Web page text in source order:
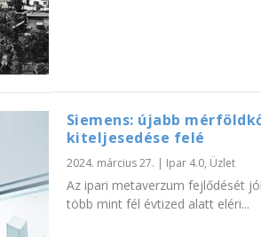
Siemens: újabb
kiteljesedése felé
2024. március 27. | Ipar 4.0, Üzlet
Az ipari metaverzum fejlődését
több mint fél évtized alatt eléri...